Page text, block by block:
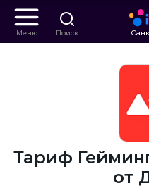
Меню Поиск
Тариф
от